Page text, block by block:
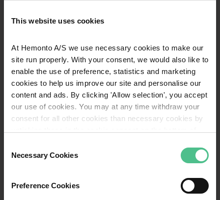
This website uses cookies
At Hemonto A/S we use necessary cookies to make our
site run properly. With your consent, we would also like to
enable the use of preference, statistics and marketing
cookies to help us improve our site and personalise our
content and ads. By clicking 'Allow selection', you accept
our use of cookies. You may at any time withdraw your
consent for all other cookies than necessary cookies by
our cookie policy. For more detailed information about the
Selection
Necessary Cookies
Preference Cookies